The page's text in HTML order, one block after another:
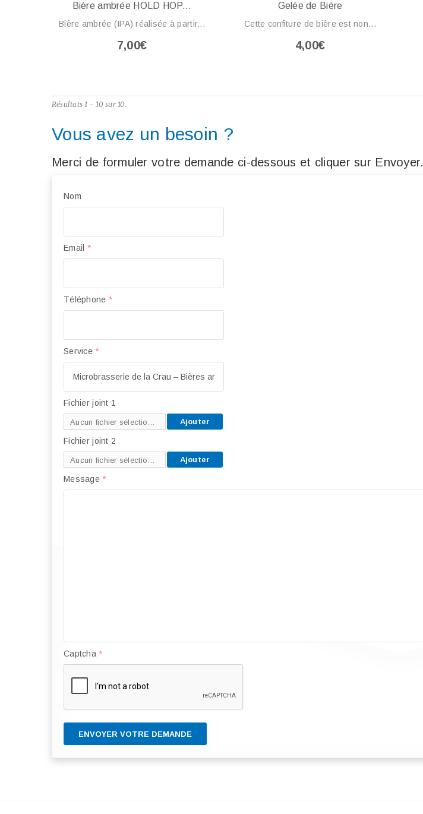
Bière ambrée HOLD HOP...
Bière ambrée (IPA) réalisée à partir...
7,00€
Gelée de Bière
Cette confiture de bière est non...
4,00€
Résultats 1 - 10 sur 10.
Vous avez un besoin ?
Merci de formuler votre demande ci-dessous et cliquer sur Envoyer.
Nom
Email *
Téléphone *
Service *
Fichier joint 1
Aucun fichier sélectionné Ajouter
Fichier joint 2
Aucun fichier sélectionné Ajouter
Message *
Captcha *
ENVOYER VOTRE DEMANDE